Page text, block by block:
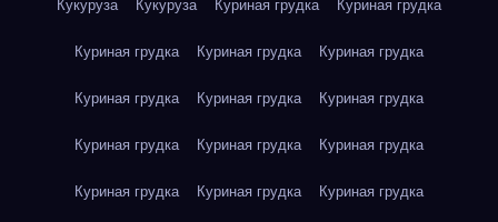
Кукуруза Кукуруза Куриная грудка Куриная грудка
Куриная грудка Куриная грудка Куриная грудка
Куриная грудка Куриная грудка Куриная грудка
Куриная грудка Куриная грудка Куриная грудка
Куриная грудка Куриная грудка Куриная грудка